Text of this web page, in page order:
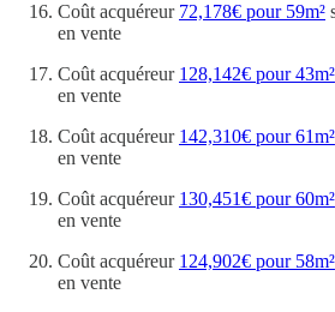
Coût acquéreur 72,178€ pour 59m²
en vente
Coût acquéreur 128,142€ pour 43m²
en vente
Coût acquéreur 142,310€ pour 61m²
en vente
Coût acquéreur 130,451€ pour 60m²
en vente
Coût acquéreur 124,902€ pour 58m²
en vente